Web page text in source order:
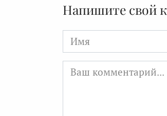
Напишите свой
Имя